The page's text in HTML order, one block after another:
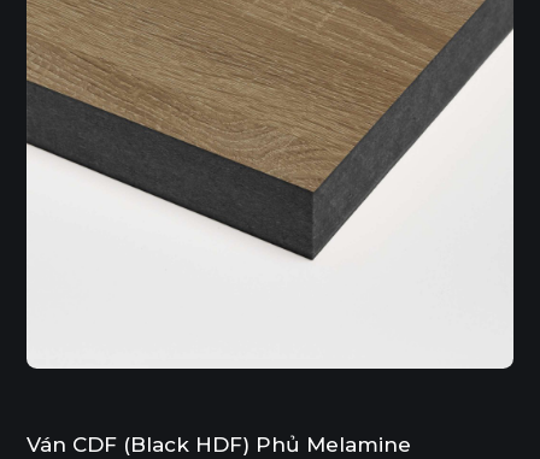
Ván CDF (Black HDF) Phủ Melamine